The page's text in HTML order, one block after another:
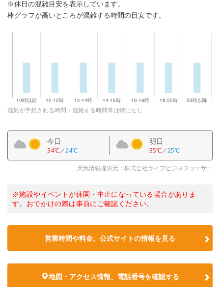
※休日の混雑目安を表示しています。
棒グラフが高いところが混雑する時間の目安です。
混雑が予想される時間：混雑する時間帯は特になし
今日
34℃／24℃
明日
35℃／25℃
天気情報提供元：株式会社ライフビジネスウェザー
※施設やイベントが休園・中止になっている場合がありま
す。おでかけの際は事前にご確認ください。
営業時間や料金、公式サイトの情報を見る
地図・アクセス情報、電話番号を確認する